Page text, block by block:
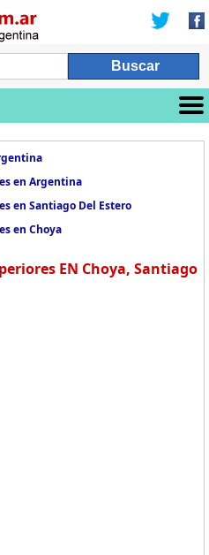
en Argentina
en Santiago Del Estero
en Choya
EN Choya, Santiago